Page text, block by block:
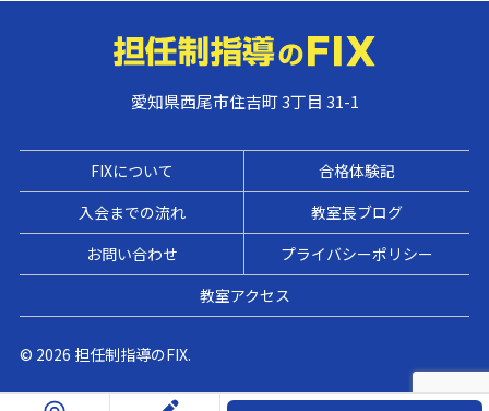
愛知県西尾市住吉町 3丁目 31-1
FIXについて
合格体験記
入会までの流れ
教室長ブログ
お問い合わせ
プライバシーポリシー
教室アクセス
© 2026 担任制指導のFIX.